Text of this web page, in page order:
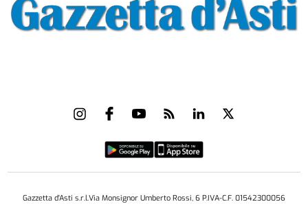
Gazzetta d'Asti s.r.l.Via Monsignor Umberto Rossi, 6 P.IVA-C.F. 01542300056